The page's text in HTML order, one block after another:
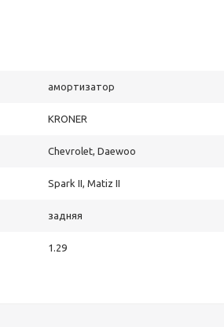
амортизатор
KRONER
Chevrolet, Daewoo
Spark II, Matiz II
задняя
1.29